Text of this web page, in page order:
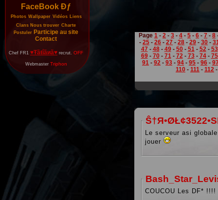
FaceBook Đƒ
Photos Wallpaper Vidéos
Liens
Clans Nous trouver Charte
Postuler Participe au site
Contact
Chef FR1 ♥Ŧãŧΐãиã♥ recrut. OFF
Webmaster Triphon
Page 1 - 2 - 3 - 4 - 5 - 6 - 7 - 8
- 25 - 26 - 27 - 28 - 29 - 30 -
47 - 48- 49- 50- 51- 52- 53
69- 70- 71- 72- 73- 74- 75
91 - 92 - 93 - 94 - 95 - 96 -
110 - 111 - 112
Le serveur asi
jouer
COUCOU Les DF* !!!!